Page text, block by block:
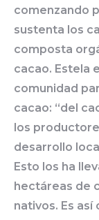
comenzando
sustenta los
composta
cacao. Estela
comunidad
cacao: “del
los
desarrollo
Esto los ha
hectáreas de
nativos. Es